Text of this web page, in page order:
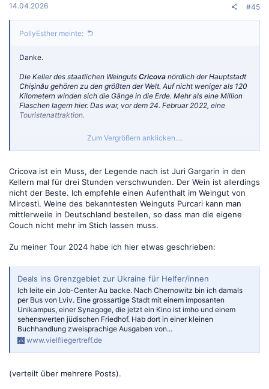
:
14.04.2026 #45
PollyEsther meinte:
Danke.
Die Keller des staatlichen Weinguts Cricova nördlich der Hauptstadt
Chişinău gehören zu den größten der Welt. Auf nicht weniger als 120
Kilometern winden sich die Gänge in die Erde. Mehr als eine Million
Flaschen lagern hier. Das war, vor dem 24. Februar 2022, eine
Touristenattraktion.
Von Weintourimus in Moldawien habe ich letzten Juli auch im
Zum Vergrößern anklicken....
Cricova ist ein Muss, der Legende nach ist Juri Gargarin in den
Kellern mal für drei Stunden verschwunden. Der Wein ist allerdings
nicht der Beste. Ich empfehle einen Aufenthalt im Weingut von
Mircesti. Weine des bekanntesten Weinguts Purcari kann man
mittlerweile in Deutschland bestellen, so dass man die eigene
Couch nicht mehr im Stich lassen muss.
Zu meiner Tour 2024 habe ich hier etwas geschrieben:
Deals ins Grenzgebiet zur Ukraine für Helfer/innen
Ich leite ein Job-Center Au backe. Nach Chernowitz bin ich damals
per Bus von Lviv. Eine grossartige Stadt mit einem imposanten
Unikampus, einer Synagoge, die jetzt ein Kino ist imho und einem
sehenswerten jüdischen Friedhof. Hab dort in einer kleinen
Buchhandlung zweisprachige Ausgaben von...
www.vielfliegertreff.de
(verteilt über mehrere Posts).